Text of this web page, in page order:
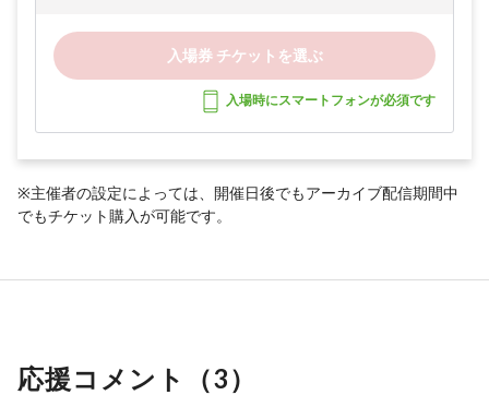
入場券 チケットを選ぶ
入場時にスマートフォンが必須です
※主催者の設定によっては、開催日後でもアーカイブ配信期間中
でもチケット購入が可能です。
応援コメント（3）